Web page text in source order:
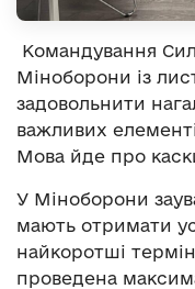
Командування
Міноборони із
задовольнити
важливих
Мова йде про
У Міноборони
мають отримати
найкоротші
проведена